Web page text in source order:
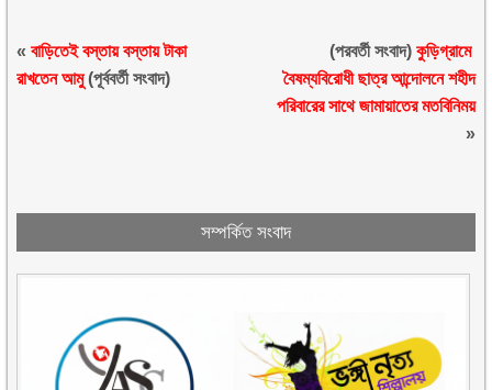
«বাড়িতেই বস্তায় বস্তায় টাকা
রাখতেন আমু(পূর্ববর্তী সংবাদ)
(পরবর্তী সংবাদ) কুড়িগ্রামে
বৈষম্যবিরোধী ছাত্র আন্দোলনে শহীদ
পরিবারের সাথে জামায়াতের মতবিনিময়
»
সম্পর্কিত সংবাদ